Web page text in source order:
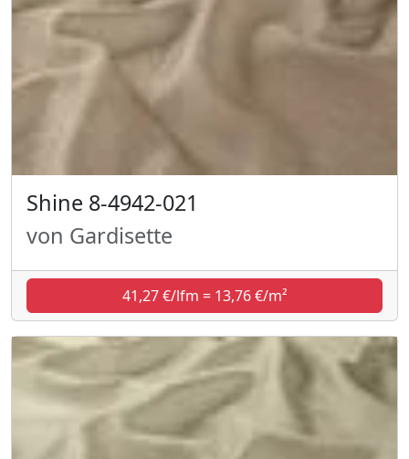
Shine 8-4942-021
von Gardisette
41,27 €/lfm = 13,76 €/m²